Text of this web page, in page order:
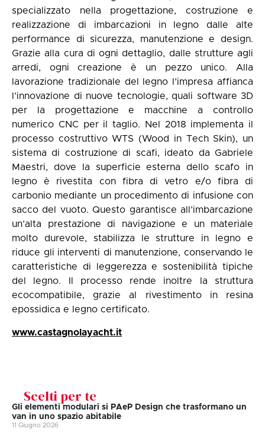
specializzato nella progettazione, costruzione e
realizzazione di imbarcazioni in legno dalle alte
performance di sicurezza, manutenzione e design.
Grazie alla cura di ogni dettaglio, dalle strutture agli
arredi, ogni creazione è un pezzo unico. Alla
lavorazione tradizionale del legno l’impresa affianca
l’innovazione di nuove tecnologie, quali software 3D
per la progettazione e macchine a controllo
numerico CNC per il taglio. Nel 2018 implementa il
processo costruttivo WTS (Wood in Tech Skin), un
sistema di costruzione di scafi, ideato da Gabriele
Maestri, dove la superficie esterna dello scafo in
legno è rivestita con fibra di vetro e/o fibra di
carbonio mediante un procedimento di infusione con
sacco del vuoto. Questo garantisce all’imbarcazione
un’alta prestazione di navigazione e un materiale
molto durevole, stabilizza le strutture in legno e
riduce gli interventi di manutenzione, conservando le
caratteristiche di leggerezza e sostenibilità tipiche
del legno. Il processo rende inoltre la struttura
ecocompatibile, grazie al rivestimento in resina
epossidica e legno certificato.
www.castagnolayacht.it
Scelti per te
Gli elementi modulari si PAeP Design che trasformano un
van in uno spazio abitabile
11 Giugno 2026